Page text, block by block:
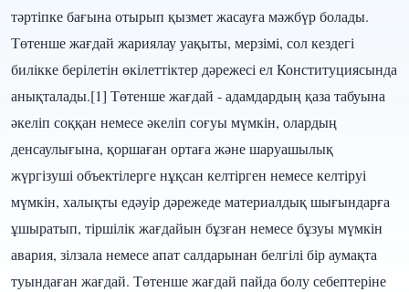
тәртіпке бағына отырып қызмет жасауға мәжбүр болады.
Төтенше жағдай жариялау уақыты, мерзімі, сол кездегі
билікке берілетін өкілеттіктер дәрежесі ел Конституциясында
анықталады.[1] Төтенше жағдай - адамдардың қаза табуына
әкеліп соққан немесе әкеліп соғуы мүмкін, олардың
денсаулығына, қоршаған ортаға және шаруашылық
жүргізуші объектілерге нұқсан келтірген немесе келтіруі
мүмкін, халықты едәуір дәрежеде материалдық шығындарға
ұшыратып, тіршілік жағдайын бұзған немесе бұзуы мүмкін
авария, зілзала немесе апат салдарынан белгілі бір аумақта
туындаған жағдай. Төтенше жағдай пайда болу себептеріне